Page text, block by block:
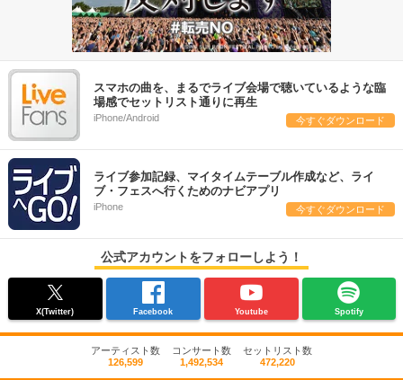
スマホの曲を、まるでライブ会場で聴いているような臨
場感でセットリスト通りに再生
iPhone/Android 今すぐダウンロード
ライブ参加記録、マイタイムテーブル作成など、ライ
ブ・フェスへ行くためのナビアプリ
iPhone 今すぐダウンロード
公式アカウントをフォローしよう！
X(Twitter) Facebook Youtube Spotify
アーティスト数
126,599
コンサート数
1,492,534
セットリスト数
472,220